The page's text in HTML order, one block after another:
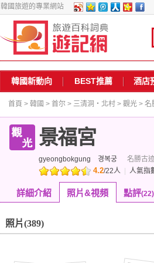
韓國旅遊的專業網站
韓國新動向 BEST推薦 酒店
首頁 > 韓國 > 首尔 > 三清洞・北村 > 觀光 > 名
景福宮
gyeongbokgung 경복궁 名勝古
4.2/22人 人氣指
詳細介紹 照片&視頻 點評(22)
照片(389)